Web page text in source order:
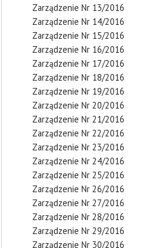
Zarządzenie Nr 13/2016
Zarządzenie Nr 14/2016
Zarządzenie Nr 15/2016
Zarządzenie Nr 16/2016
Zarządzenie Nr 17/2016
Zarządzenie Nr 18/2016
Zarządzenie Nr 19/2016
Zarządzenie Nr 20/2016
Zarządzenie Nr 21/2016
Zarządzenie Nr 22/2016
Zarządzenie Nr 23/2016
Zarządzenie Nr 24/2016
Zarządzenie Nr 25/2016
Zarządzenie Nr 26/2016
Zarządzenie Nr 27/2016
Zarządzenie Nr 28/2016
Zarządzenie Nr 29/2016
Zarządzenie Nr 30/2016